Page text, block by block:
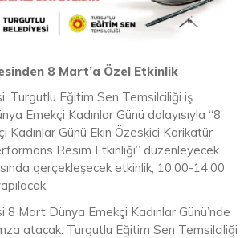
8 Mart’a Özel Etkinlik
Turgutlu Eğitim Sen Temsilciliği iş
Emekçi Kadınlar Günü dolayısıyla “8
Kadınlar Günü Ekin Özeskici Karikatür
Resim Etkinliği” düzenleyecek.
gerçekleşecek etkinlik, 10.00-14.00
Mart Dünya Emekçi Kadınlar Günü’nde
atacak. Turgutlu Eğitim Sen Temsilciliği